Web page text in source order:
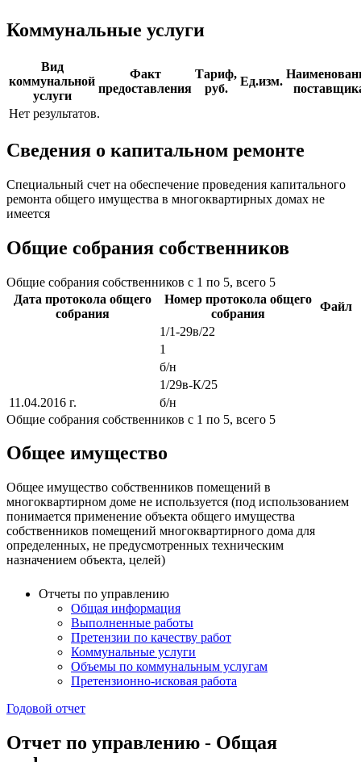
Коммунальные услуги
Вид
коммунальной
услуги
Факт
предоставления
Тариф,
руб.
Ед.изм.
Нет результатов.
Сведения о капитальном ремонте
Специальный счет на обеспечение проведения капитального
ремонта общего имущества в многоквартирных домах не
имеется
Общие собрания собственников
Общие собрания собственников с 1 по 5, всего 5
Дата протокола общего
собрания
Номер протокола общего
собрания
Файл
1/1-29в/22
1
б/н
1/29в-К/25
11.04.2016 г.
б/н
Общие собрания собственников с 1 по 5, всего 5
Общее имущество
Общее имущество собственников помещений в
многоквартирном доме не используется (под использованием
понимается применение объекта общего имущества
собственников помещений многоквартирного дома для
определенных, не предусмотренных техническим
назначением объекта, целей)
Отчеты по управлению
Общая информация
Выполненные работы
Претензии по качеству работ
Коммунальные услуги
Объемы по коммунальным услугам
Претензионно-исковая работа
Годовой отчет
Отчет по управлению - Общая